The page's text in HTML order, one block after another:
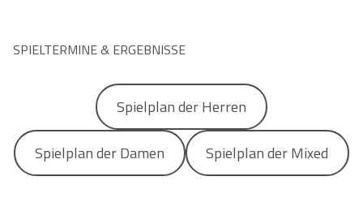
SPIELTERMINE & ERGEBNISSE
Spielplan der Herren
Spielplan der Damen Spielplan der Mixed